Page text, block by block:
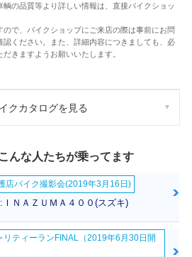
の品質等より詳しい情報は、直接バイクショッ
で、バイクショップにご来店の際は事前にお問
ください。また、詳細内容につきましても、必
きますようお願いいたします。
クカタログを見る
んな人たちが乗ってます
店バイク撮影会(2019年3月16日)
ＩＮＡＺＵＭＡ４００(スズキ)
リティーランFINAL（2019年6月30日開